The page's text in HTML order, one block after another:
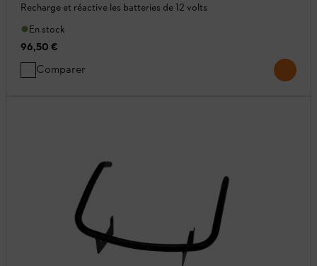
Recharge et réactive les batteries de 12 volts
En stock
96,50 €
Comparer